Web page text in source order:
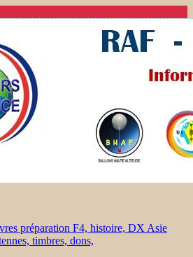
préparation F4, histoire, DX Asie
timbres, dons,